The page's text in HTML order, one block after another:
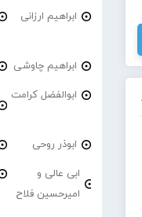
ابراهیم ارزانی
ابراهیم چاوشی
ابوالفضل کرامت
ابوذر روحی
ابی عالی و
امیرحسین فلاح